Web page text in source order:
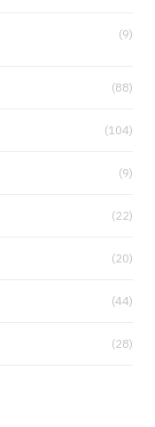
(9)
(88)
(104)
(9)
(22)
(20)
(44)
(28)